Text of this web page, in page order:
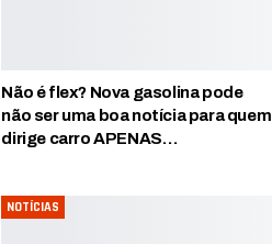
Não é flex? Nova gasolina pode
não ser uma boa notícia para quem
dirige carro APENAS…
NOTÍCIAS